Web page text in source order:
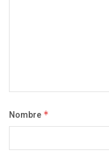
Nombre *